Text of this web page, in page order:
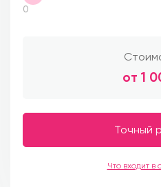
0
от 1
Точный
Что входит в